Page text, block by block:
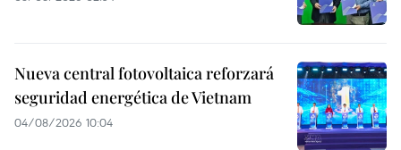
Nueva central fotovoltaica reforzará
seguridad energética de Vietnam
04/08/2026 10:04